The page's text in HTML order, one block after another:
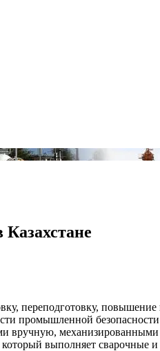
переподготовку,
промышленной
выполняет